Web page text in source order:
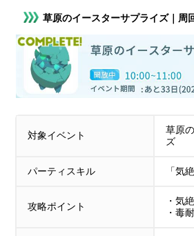
草原のイースターサプライズ｜周
対象イベント
草原
ズ
パーティスキル 「気
攻略ポイント
・気
・毒